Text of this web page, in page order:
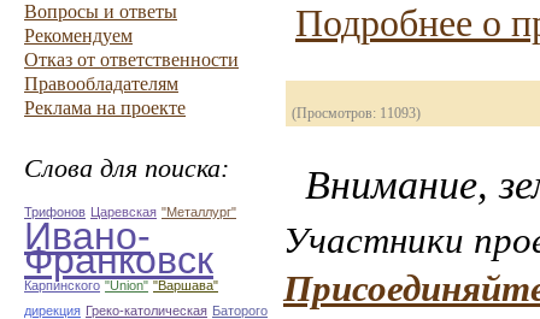
Вопросы и ответы
Рекомендуем
Отказ от ответственности
Правообладателям
Реклама на проекте
Слова для поиска:
Трифонов Царевская "Металлург"
Ивано-
Франковск
Карпинского "Union" "Варшава"
дирекция Греко-католическая Баторого
Подробнее о
(Просмотров: 11093)
Внимание,
Участники